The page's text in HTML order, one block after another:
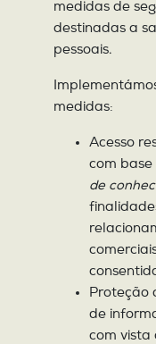
medidas de
destinadas a
pessoais.
medidas:
Acesso
com base
de
Proteção
de
com vista